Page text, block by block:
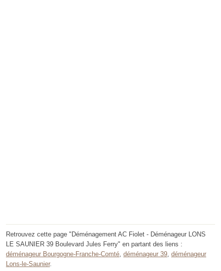
Retrouvez cette page "Déménagement AC Fiolet - Déménageur LONS
LE SAUNIER 39 Boulevard Jules Ferry" en partant des liens :
déménageur Bourgogne-Franche-Comté, déménageur 39, déménageur
Lons-le-Saunier.